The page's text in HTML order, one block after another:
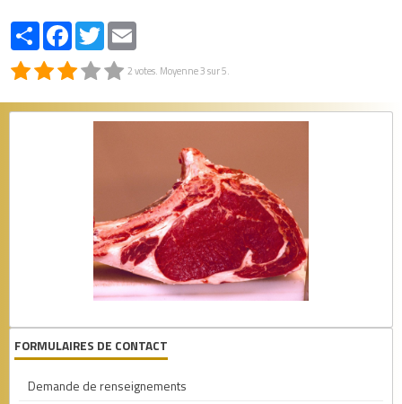
Nos éleveurs
PartagerFacebookTwitter
2votes. Moyenne3sur 5.
FORMULAIRES DE CONTACT
Demande de renseignements